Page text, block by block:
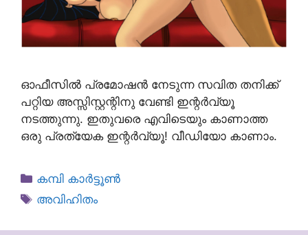
ഓഫീസിൽ പ്രമോഷൻ നേടുന്ന സവിത തനിക്ക്
പറ്റിയ അസ്സിസ്റ്റന്റിനു വേണ്ടി ഇന്റർവ്യൂ
നടത്തുന്നു. ഇതുവരെ എവിടെയും കാണാത്ത
ഒരു പ്രത്യേക ഇന്റർവ്യൂ! വീഡിയോ കാണാം.
Categories
കമ്പി കാർട്ടൂൺ
Tags
അവിഹിതം